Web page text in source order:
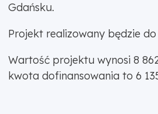
Gdańsku.
Projekt realizowany będzie do
Wartość projektu wynosi 8 862
kwota dofinansowania to 6